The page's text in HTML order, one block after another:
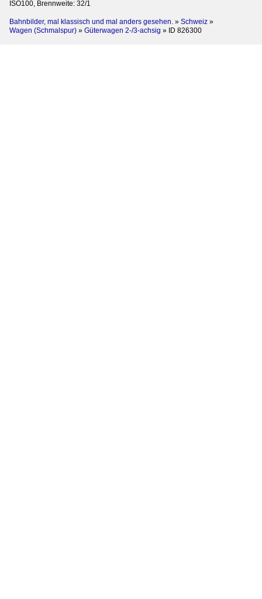
ISO100, Brennweite: 32/1
Bahnbilder, mal klassisch und mal anders gesehen. » Schweiz »
Wagen (Schmalspur) » Güterwagen 2-/3-achsig » ID 826300